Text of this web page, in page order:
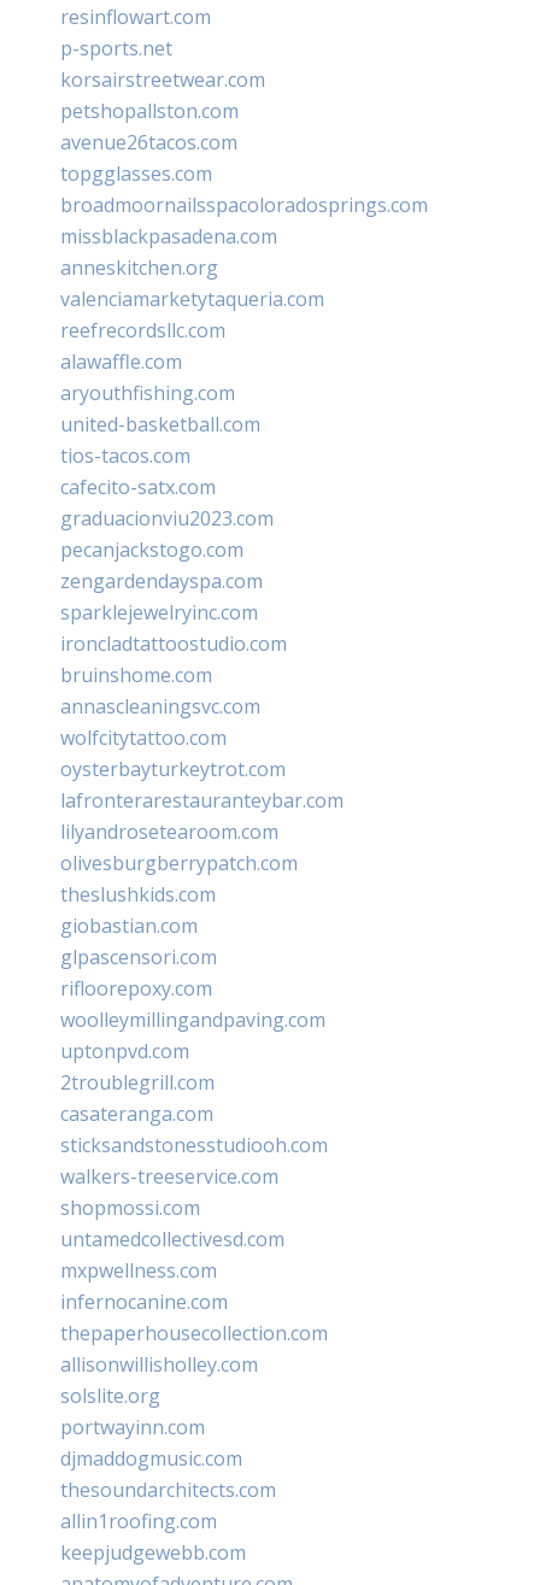
resinflowart.com
p-sports.net
korsairstreetwear.com
petshopallston.com
avenue26tacos.com
topgglasses.com
broadmoornailsspacoloradosprings.com
missblackpasadena.com
anneskitchen.org
valenciamarketytaqueria.com
reefrecordsllc.com
alawaffle.com
aryouthfishing.com
united-basketball.com
tios-tacos.com
cafecito-satx.com
graduacionviu2023.com
pecanjackstogo.com
zengardendayspa.com
sparklejewelryinc.com
ironcladtattoostudio.com
bruinshome.com
annascleaningsvc.com
wolfcitytattoo.com
oysterbayturkeytrot.com
lafronterarestauranteybar.com
lilyandrosetearoom.com
olivesburgberrypatch.com
theslushkids.com
giobastian.com
glpascensori.com
rifloorepoxy.com
woolleymillingandpaving.com
uptonpvd.com
2troublegrill.com
casateranga.com
sticksandstonesstudiooh.com
walkers-treeservice.com
shopmossi.com
untamedcollectivesd.com
mxpwellness.com
infernocanine.com
thepaperhousecollection.com
allisonwillisholley.com
solslite.org
portwayinn.com
djmaddogmusic.com
thesoundarchitects.com
allin1roofing.com
keepjudgewebb.com